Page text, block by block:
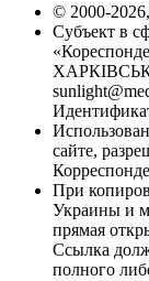
© 2000-
Субъект в
сайте,
При
Украины и
прямая
Ссылка
полного